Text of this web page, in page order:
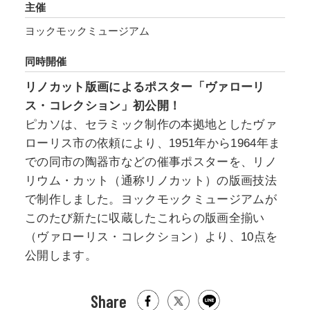
主催
ヨックモックミュージアム
同時開催
リノカット版画によるポスター「ヴァローリ
ス・コレクション」初公開！
ピカソは、セラミック制作の本拠地としたヴァ
ローリス市の依頼により、1951年から1964年ま
での同市の陶器市などの催事ポスターを、リノ
リウム・カット（通称リノカット）の版画技法
で制作しました。ヨックモックミュージアムが
このたび新たに収蔵したこれらの版画全揃い
（ヴァローリス・コレクション）より、10点を
公開します。
Share